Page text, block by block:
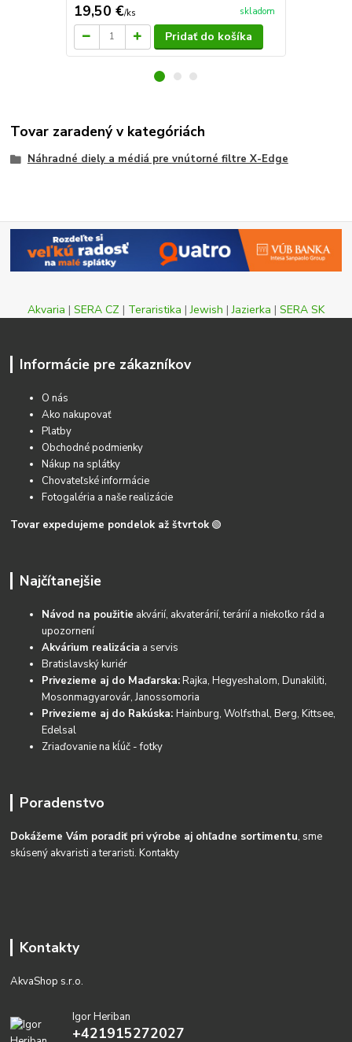
19,50 €/ks skladom
Pridať do košíka
Tovar zaradený v kategóriách
Náhradné diely a médiá pre vnútorné filtre X-Edge
Akvaria | SERA CZ | Teraristika |Jewish |Jazierka | SERA SK
Informácie pre zákazníkov
O nás
Ako nakupovať
Platby
Obchodné podmienky
Nákup na splátky
Chovateľské informácie
Fotogaléria a naše realizácie
Tovar expedujeme pondelok až štvrtok 🟢
Najčítanejšie
Návod na použitie akvárií, akvaterárií, terárií a niekoľko rád a
upozornení
Akvárium realizácia a servis
Bratislavský kuriér
Privezieme aj do Maďarska:Rajka, Hegyeshalom, Dunakiliti,
Mosonmagyarovár, Janossomoria
Privezieme aj do Rakúska:Hainburg, Wolfsthal, Berg, Kittsee,
Edelsal
Zriaďovanie na kĺúč - fotky
Poradenstvo
Dokážeme Vám poradiť pri výrobe aj ohľadne sortimentu, sme
skúsený akvaristi a teraristi.Kontakty
Kontakty
AkvaShop s.r.o.
Igor Heriban
+421915272027